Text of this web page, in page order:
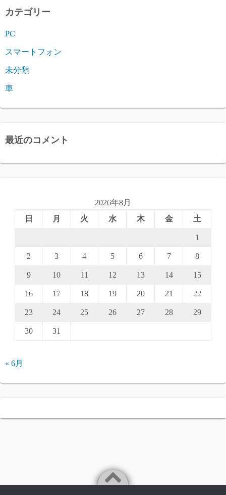
カテゴリー
PC
スマートフォン
未分類
車
最近のコメント
2026年8月
日
月 火 水 木 金 土
1
2 3 4 5 6 7 8
9 10 11 12 13 14 15
16 17 18 19 20 21 22
23 24 25 26 27 28 29
30 31
« 6月